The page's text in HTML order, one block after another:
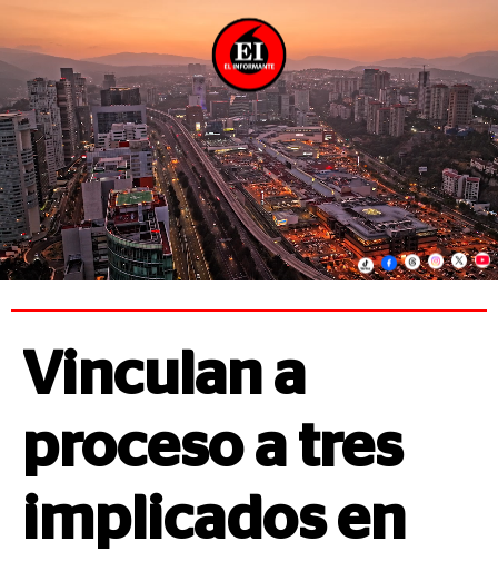
Vinculan a
proceso a tres
implicados en